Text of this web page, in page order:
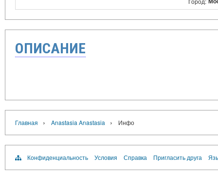
ОПИСАНИЕ
Главная › Anastasia Anastasia › Инфо
Конфиденциальность Условия Справка Пригласить друга